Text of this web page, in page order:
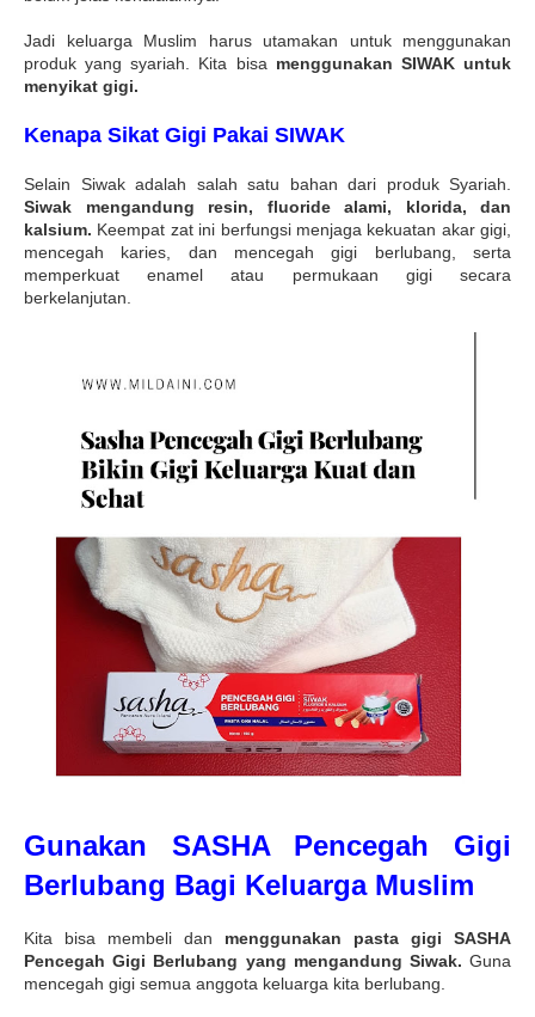
Jadi keluarga Muslim harus utamakan untuk menggunakan
produk yang syariah. Kita bisa menggunakan SIWAK untuk
menyikat gigi.
Kenapa Sikat Gigi Pakai SIWAK
Selain Siwak adalah salah satu bahan dari produk Syariah.
Siwak mengandung resin, fluoride alami, klorida, dan
kalsium. Keempat zat ini berfungsi menjaga kekuatan akar gigi,
mencegah karies, dan mencegah gigi berlubang, serta
memperkuat enamel atau permukaan gigi secara
berkelanjutan.
Gunakan SASHA Pencegah Gigi
Berlubang Bagi Keluarga Muslim
Kita bisa membeli dan menggunakan pasta gigi SASHA
Pencegah Gigi Berlubang yang mengandung Siwak. Guna
mencegah gigi semua anggota keluarga kita berlubang.